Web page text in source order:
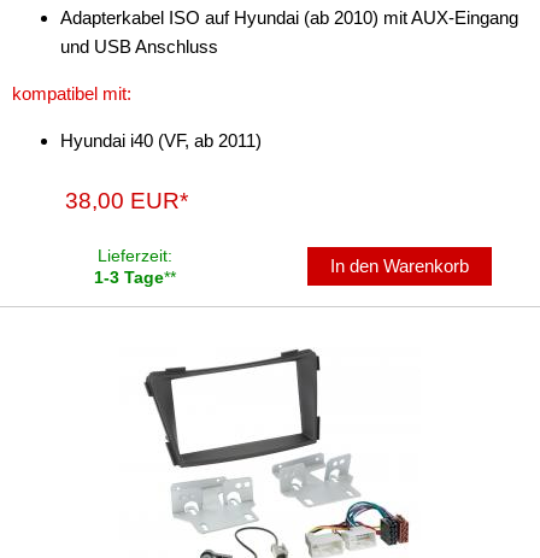
Radioeinbausets
USB-Adapter
Vorverstärkeradapter
Wechsler-Zubehör
Adapterkabel ISO auf Hyundai (ab 2010) mit AUX-Eingang
und USB Anschluss
kompatibel mit:
Hyundai i40 (VF, ab 2011)
38,00 EUR*
Lieferzeit:
1-3 Tage**
In den Warenkorb